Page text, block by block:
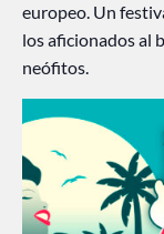
europeo. Un
los aficionados al
neófitos.